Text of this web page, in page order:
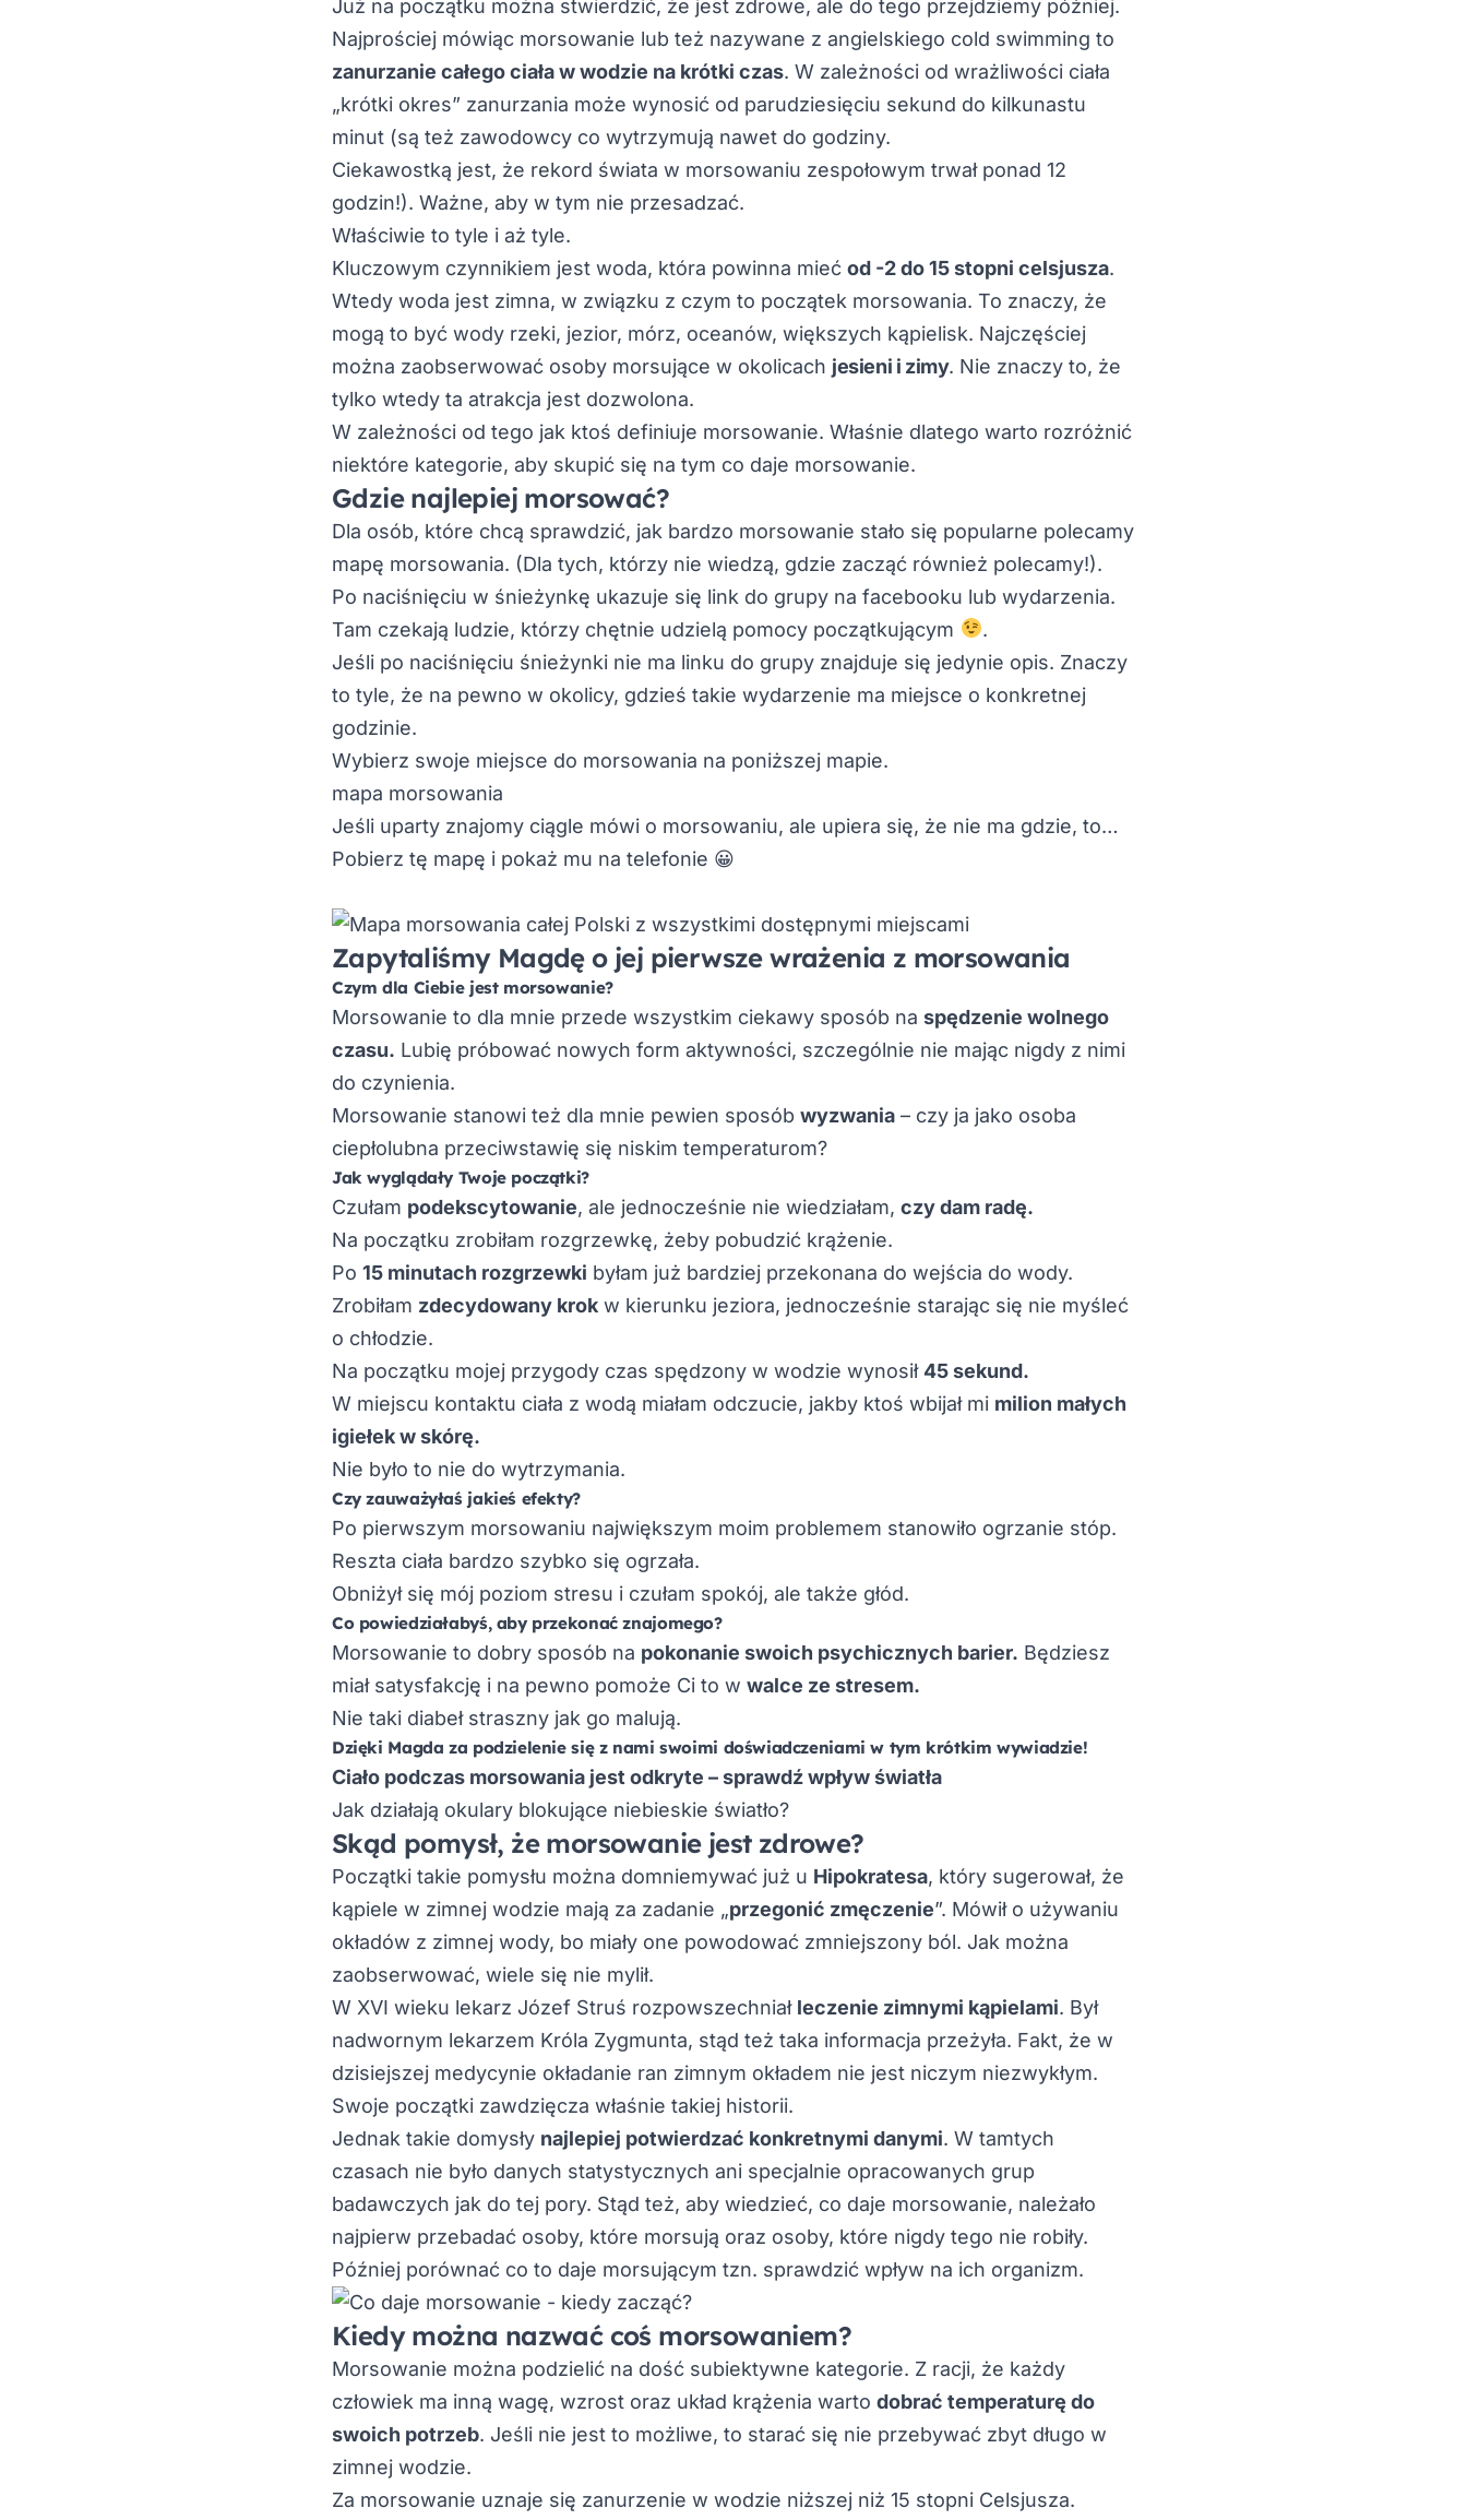
Już na początku można stwierdzić, że jest zdrowe, ale do tego przejdziemy później.
Najprościej mówiąc morsowanie lub też nazywane z angielskiego cold swimming to
zanurzanie całego ciała w wodzie na krótki czas. W zależności od wrażliwości ciała
„krótki okres” zanurzania może wynosić od parudziesięciu sekund do kilkunastu
minut (są też zawodowcy co wytrzymują nawet do godziny.
Ciekawostką jest, że rekord świata w morsowaniu zespołowym trwał ponad 12
godzin!). Ważne, aby w tym nie przesadzać.
Właściwie to tyle i aż tyle.
Kluczowym czynnikiem jest woda, która powinna mieć od -2 do 15 stopni celsjusza.
Wtedy woda jest zimna, w związku z czym to początek morsowania. To znaczy, że
mogą to być wody rzeki, jezior, mórz, oceanów, większych kąpielisk. Najczęściej
można zaobserwować osoby morsujące w okolicach jesieni i zimy. Nie znaczy to, że
tylko wtedy ta atrakcja jest dozwolona.
W zależności od tego jak ktoś definiuje morsowanie. Właśnie dlatego warto rozróżnić
niektóre kategorie, aby skupić się na tym co daje morsowanie.
Gdzie najlepiej morsować?
Dla osób, które chcą sprawdzić, jak bardzo morsowanie stało się popularne polecamy
mapę morsowania. (Dla tych, którzy nie wiedzą, gdzie zacząć również polecamy!).
Po naciśnięciu w śnieżynkę ukazuje się link do grupy na facebooku lub wydarzenia.
Tam czekają ludzie, którzy chętnie udzielą pomocy początkującym
.
Jeśli po naciśnięciu śnieżynki nie ma linku do grupy znajduje się jedynie opis. Znaczy
to tyle, że na pewno w okolicy, gdzieś takie wydarzenie ma miejsce o konkretnej
godzinie.
Wybierz swoje miejsce do morsowania na poniższej mapie.
mapa morsowania
Jeśli uparty znajomy ciągle mówi o morsowaniu, ale upiera się, że nie ma gdzie, to…
Pobierz tę mapę i pokaż mu na telefonie 😀
Zapytaliśmy Magdę o jej pierwsze wrażenia z morsowania
Czym dla Ciebie jest morsowanie?
Morsowanie to dla mnie przede wszystkim ciekawy sposób na spędzenie wolnego
czasu. Lubię próbować nowych form aktywności, szczególnie nie mając nigdy z nimi
do czynienia.
Morsowanie stanowi też dla mnie pewien sposób wyzwania – czy ja jako osoba
ciepłolubna przeciwstawię się niskim temperaturom?
Jak wyglądały Twoje początki?
Czułam podekscytowanie, ale jednocześnie nie wiedziałam, czy dam radę.
Na początku zrobiłam rozgrzewkę, żeby pobudzić krążenie.
Po 15 minutach rozgrzewki byłam już bardziej przekonana do wejścia do wody.
Zrobiłam zdecydowany krok w kierunku jeziora, jednocześnie starając się nie myśleć
o chłodzie.
Na początku mojej przygody czas spędzony w wodzie wynosił 45 sekund.
W miejscu kontaktu ciała z wodą miałam odczucie, jakby ktoś wbijał mi milion małych
igiełek w skórę.
Nie było to nie do wytrzymania.
Czy zauważyłaś jakieś efekty?
Po pierwszym morsowaniu największym moim problemem stanowiło ogrzanie stóp.
Reszta ciała bardzo szybko się ogrzała.
Obniżył się mój poziom stresu i czułam spokój, ale także głód.
Co powiedziałabyś, aby przekonać znajomego?
Morsowanie to dobry sposób na pokonanie swoich psychicznych barier. Będziesz
miał satysfakcję i na pewno pomoże Ci to w walce ze stresem.
Nie taki diabeł straszny jak go malują.
Dzięki Magda za podzielenie się z nami swoimi doświadczeniami w tym krótkim wywiadzie!
Ciało podczas morsowania jest odkryte – sprawdź wpływ światła
Jak działają okulary blokujące niebieskie światło?
Skąd pomysł, że morsowanie jest zdrowe?
Początki takie pomysłu można domniemywać już u Hipokratesa, który sugerował, że
kąpiele w zimnej wodzie mają za zadanie „przegonić zmęczenie”. Mówił o używaniu
okładów z zimnej wody, bo miały one powodować zmniejszony ból. Jak można
zaobserwować, wiele się nie mylił.
W XVI wieku lekarz Józef Struś rozpowszechniał leczenie zimnymi kąpielami. Był
nadwornym lekarzem Króla Zygmunta, stąd też taka informacja przeżyła. Fakt, że w
dzisiejszej medycynie okładanie ran zimnym okładem nie jest niczym niezwykłym.
Swoje początki zawdzięcza właśnie takiej historii.
Jednak takie domysły najlepiej potwierdzać konkretnymi danymi. W tamtych
czasach nie było danych statystycznych ani specjalnie opracowanych grup
badawczych jak do tej pory. Stąd też, aby wiedzieć, co daje morsowanie, należało
najpierw przebadać osoby, które morsują oraz osoby, które nigdy tego nie robiły.
Później porównać co to daje morsującym tzn. sprawdzić wpływ na ich organizm.
Kiedy można nazwać coś morsowaniem?
Morsowanie można podzielić na dość subiektywne kategorie. Z racji, że każdy
człowiek ma inną wagę, wzrost oraz układ krążenia warto dobrać temperaturę do
swoich potrzeb. Jeśli nie jest to możliwe, to starać się nie przebywać zbyt długo w
zimnej wodzie.
Za morsowanie uznaje się zanurzenie w wodzie niższej niż 15 stopni Celsjusza.